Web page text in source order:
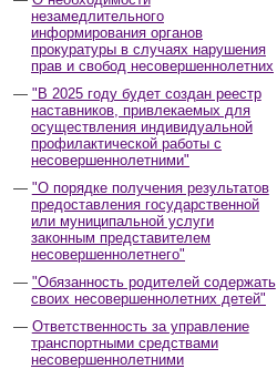
незамедлительного
информирования органов
прокуратуры в случаях нарушения
прав и свобод несовершеннолетних
"В 2025 году будет создан реестр
наставников, привлекаемых для
осуществления индивидуальной
профилактической работы с
несовершеннолетними"
"О порядке получения результатов
предоставления государственной
или муниципальной услуги
законным представителем
несовершеннолетнего"
"Обязанность родителей содержать
своих несовершеннолетних детей"
Ответственность за управление
транспортными средствами
несовершеннолетними